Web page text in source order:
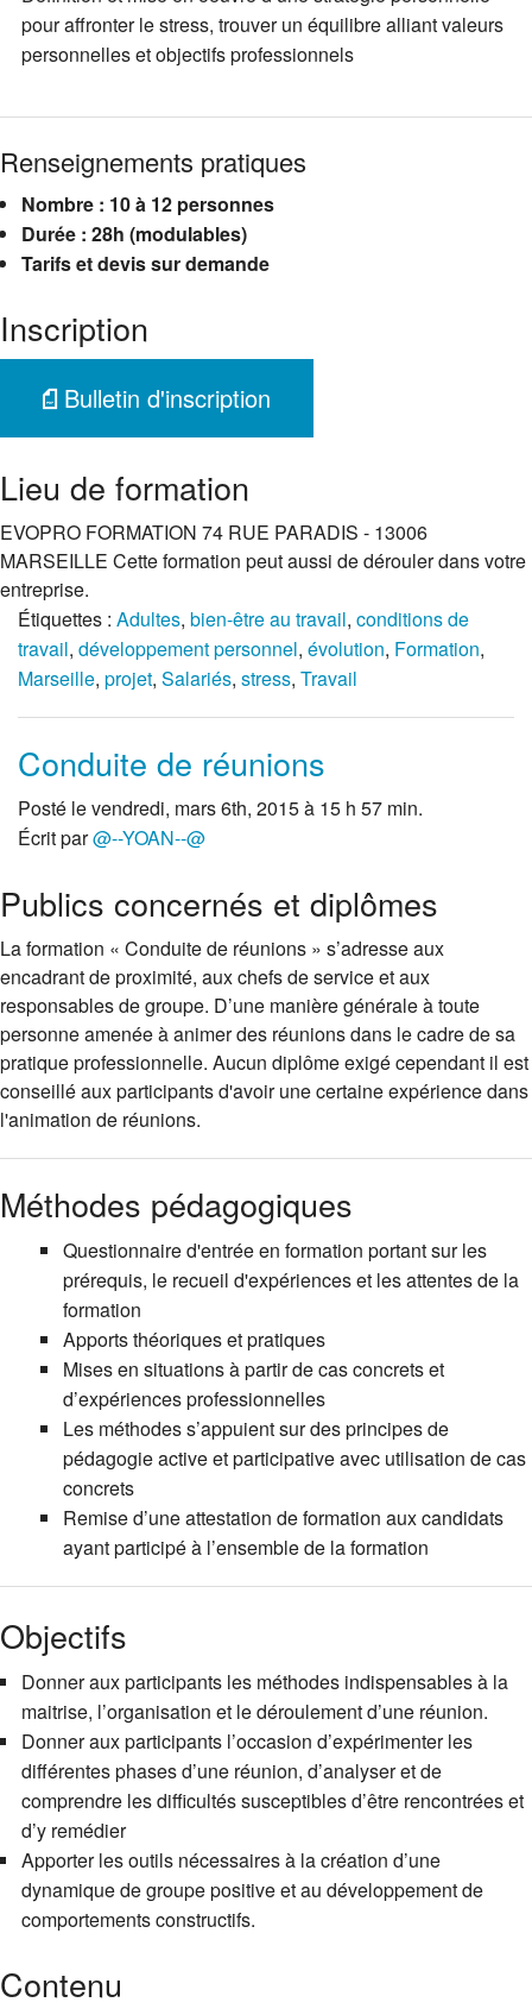
pour affronter le stress, trouver un équilibre alliant valeurs
personnelles et objectifs professionnels
Renseignements pratiques
Nombre : 10 à 12 personnes
Durée : 28h (modulables)
Tarifs et devis sur demande
Inscription
Bulletin d'inscription
Lieu de formation
EVOPRO FORMATION 74 RUE PARADIS - 13006
MARSEILLE Cette formation peut aussi de dérouler dans votre
entreprise.
Étiquettes : Adultes, bien-être au travail, conditions de
travail, développement personnel, évolution, Formation,
Marseille, projet, Salariés, stress, Travail
Conduite de réunions
Posté le vendredi, mars 6th, 2015 à 15 h 57 min.
Écrit par@--YOAN--@
Publics concernés et diplômes
La formation « Conduite de réunions » s’adresse aux
encadrant de proximité, aux chefs de service et aux
responsables de groupe. D’une manière générale à toute
personne amenée à animer des réunions dans le cadre de sa
pratique professionnelle. Aucun diplôme exigé cependant il est
conseillé aux participants d'avoir une certaine expérience dans
l'animation de réunions.
Méthodes pédagogiques
Questionnaire d'entrée en formation portant sur les
prérequis, le recueil d'expériences et les attentes de la
formation
Apports théoriques et pratiques
Mises en situations à partir de cas concrets et
d’expériences professionnelles
Les méthodes s’appuient sur des principes de
pédagogie active et participative avec utilisation de cas
concrets
Remise d’une attestation de formation aux candidats
ayant participé à l’ensemble de la formation
Objectifs
Donner aux participants les méthodes indispensables à la
maitrise, l’organisation et le déroulement d’une réunion.
Donner aux participants l’occasion d’expérimenter les
différentes phases d’une réunion, d’analyser et de
comprendre les difficultés susceptibles d’être rencontrées et
d’y remédier
Apporter les outils nécessaires à la création d’une
dynamique de groupe positive et au développement de
comportements constructifs.
Contenu